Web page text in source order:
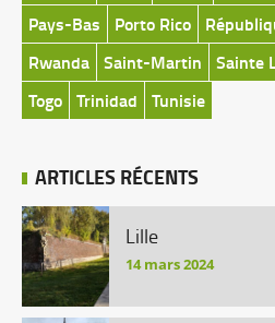
Pays-Bas
Porto Rico
Rwanda Saint-Martin Sainte
Togo Trinidad Tunisie
ARTICLES RÉCENTS
Lille
14 mars 2024